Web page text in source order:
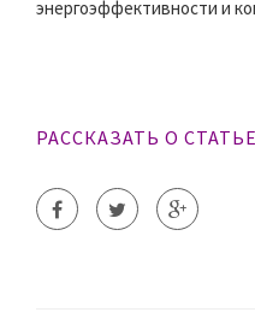
энергоэффективности и
РАССКАЗАТЬ О СТАТЬЕ